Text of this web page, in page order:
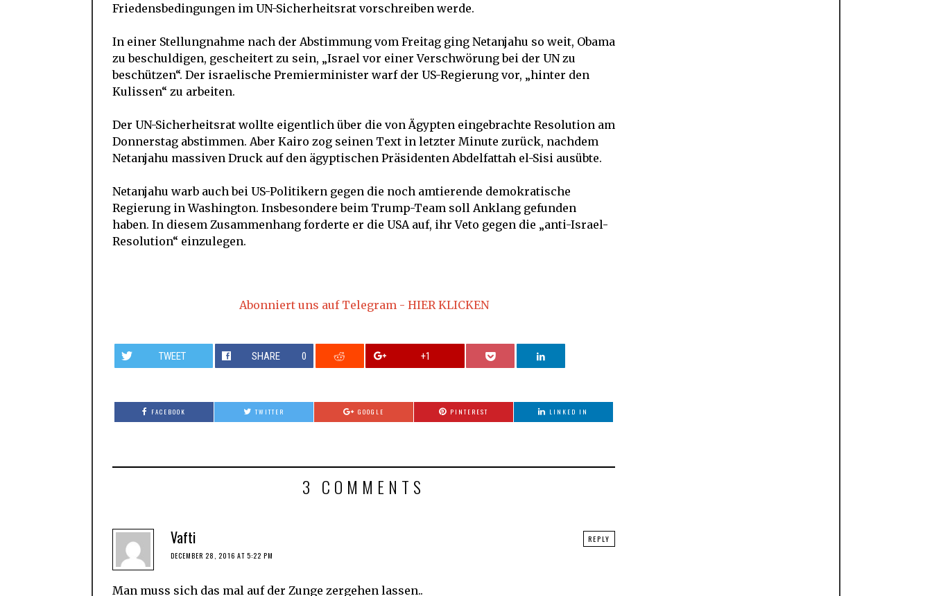
Friedensbedingungen im UN-Sicherheitsrat vorschreiben werde.
In einer Stellungnahme nach der Abstimmung vom Freitag ging Netanjahu so weit, Obama
zu beschuldigen, gescheitert zu sein, „Israel vor einer Verschwörung bei der UN zu
beschützen“. Der israelische Premierminister warf der US-Regierung vor, „hinter den
Kulissen“ zu arbeiten.
Der UN-Sicherheitsrat wollte eigentlich über die von Ägypten eingebrachte Resolution am
Donnerstag abstimmen. Aber Kairo zog seinen Text in letzter Minute zurück, nachdem
Netanjahu massiven Druck auf den ägyptischen Präsidenten Abdelfattah el-Sisi ausübte.
Netanjahu warb auch bei US-Politikern gegen die noch amtierende demokratische
Regierung in Washington. Insbesondere beim Trump-Team soll Anklang gefunden
haben. In diesem Zusammenhang forderte er die USA auf, ihr Veto gegen die „anti-Israel-
Resolution“ einzulegen.
Abonniert uns auf Telegram - HIER KLICKEN
TWEET SHARE 0 +1
FACEBOOK TWITTER GOOGLE PINTEREST LINKED IN
3 COMMENTS
Vafti
DECEMBER 28, 2016 AT 5:22 PM
Man muss sich das mal auf der Zunge zergehen lassen..
REPLY